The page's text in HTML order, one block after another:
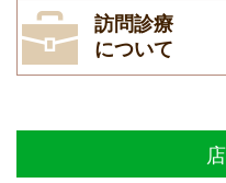
訪問診療
について